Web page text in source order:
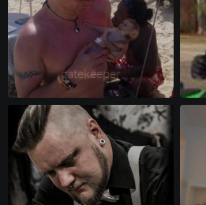
gatekeeper